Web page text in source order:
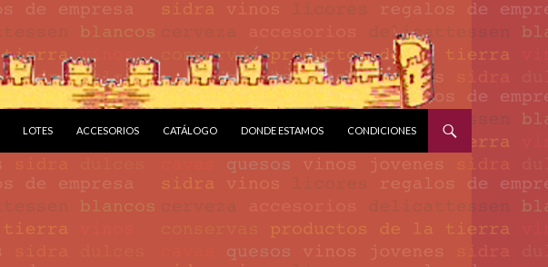
LOTES ACCESORIOS CATÁLOGO DONDE ESTAMOS CONDICIONES